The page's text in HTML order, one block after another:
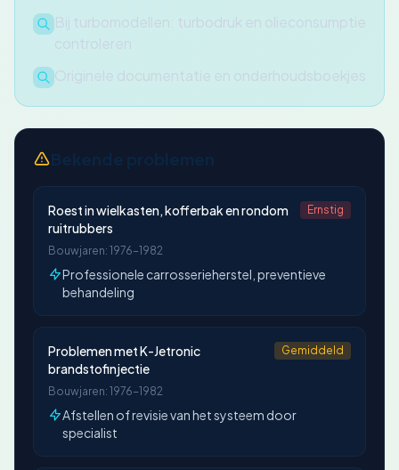
Bij turbomodellen: turbodruk en olieconsumptie
controleren
Originele documentatie en onderhoudsboekjes
Roest in wielkasten, kofferbak en rondom
ruitrubbers
Ernstig
Bouwjaren: 1976-1982
Professionele carrosserieherstel, preventieve
behandeling
Problemen met K-Jetronic
brandstofinjectie
Gemiddeld
Bouwjaren: 1976-1982
Afstellen of revisie van het systeem door
specialist